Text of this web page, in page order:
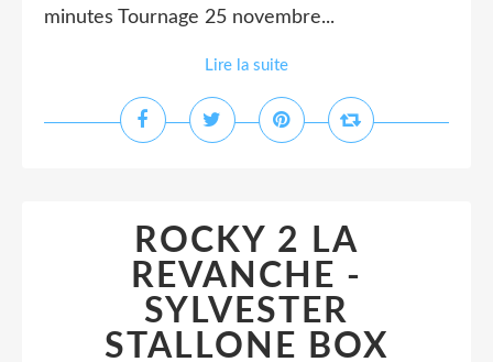
minutes Tournage 25 novembre...
Lire la suite
ROCKY 2 LA
REVANCHE -
SYLVESTER
STALLONE BOX